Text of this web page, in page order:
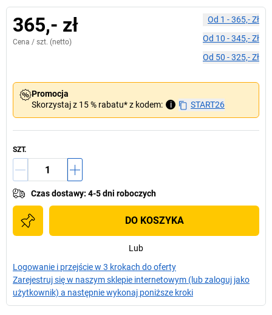
365,- zł
Cena / szt. (netto)
Od 1 -365,- Zł
Od 10 -345,- Zł
Od 50 -325,- Zł
Promocja
Skorzystaj z 15 % rabatu* z kodem:
i START26
SZT.
Czas dostawy: 4-5 dni roboczych
DO KOSZYKA
Lub
Logowanie i przejście w 3 krokach do oferty
Zarejestruj się w naszym sklepie internetowym (lub zaloguj jako
użytkownik) a następnie wykonaj poniższe kroki